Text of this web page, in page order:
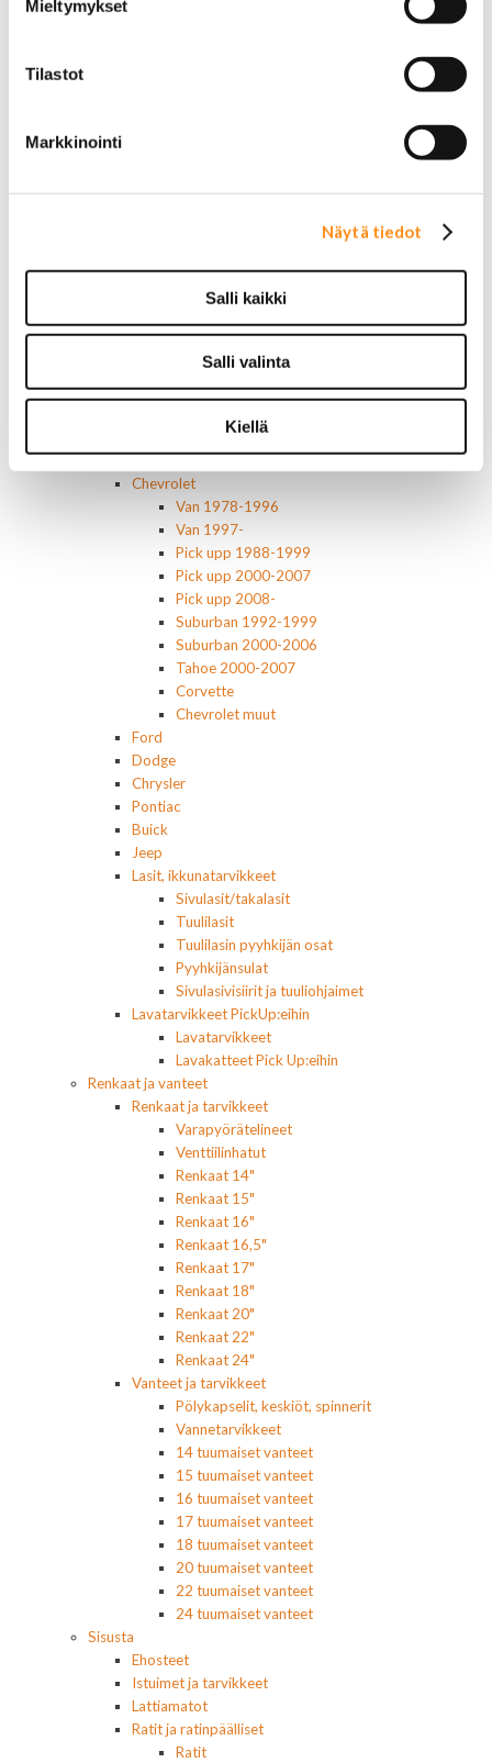
Mieltymykset
Tilastot
Markkinointi
Näytä tiedot
Salli kaikki
Salli valinta
Kiellä
Muut nesteet
Maalit
Kirjallisuus
Omistajan käsikirjat
Muu autokirjallisuus
Starcraft levikesarja 97-03
Mustang korinosat
Chevrolet
Van 1978-1996
Van 1997-
Pick upp 1988-1999
Pick upp 2000-2007
Pick upp 2008-
Suburban 1992-1999
Suburban 2000-2006
Tahoe 2000-2007
Corvette
Chevrolet muut
Ford
Dodge
Chrysler
Pontiac
Buick
Jeep
Lasit, ikkunatarvikkeet
Sivulasit/takalasit
Tuulilasit
Tuulilasin pyyhkijän osat
Pyyhkijänsulat
Sivulasivisiirit ja tuuliohjaimet
Lavatarvikkeet PickUp:eihin
Lavatarvikkeet
Lavakatteet Pick Up:eihin
Renkaat ja vanteet
Renkaat ja tarvikkeet
Varapyörätelineet
Venttiilinhatut
Renkaat 14"
Renkaat 15"
Renkaat 16"
Renkaat 16,5"
Renkaat 17"
Renkaat 18"
Renkaat 20"
Renkaat 22"
Renkaat 24"
Vanteet ja tarvikkeet
Pölykapselit, keskiöt, spinnerit
Vannetarvikkeet
14 tuumaiset vanteet
15 tuumaiset vanteet
16 tuumaiset vanteet
17 tuumaiset vanteet
18 tuumaiset vanteet
20 tuumaiset vanteet
22 tuumaiset vanteet
24 tuumaiset vanteet
Sisusta
Ehosteet
Istuimet ja tarvikkeet
Lattiamatot
Ratit ja ratinpäälliset
Ratit